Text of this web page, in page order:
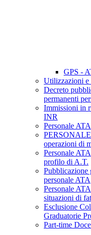
GPS -
Utilizzazioni e
Decreto
permanenti
Immissioni in
INR
Personale
PERSONALE
operazioni di
Personale
profilo di A.T.
Pubblicazione
personale ATA
Personale
situazioni di
Esclusione
Graduatorie
Part-time